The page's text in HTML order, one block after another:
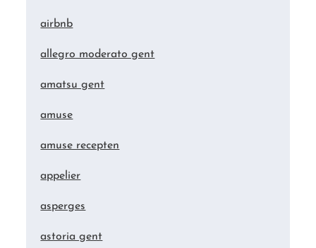
airbnb
allegro moderato gent
amatsu gent
amuse
amuse recepten
appelier
asperges
astoria gent